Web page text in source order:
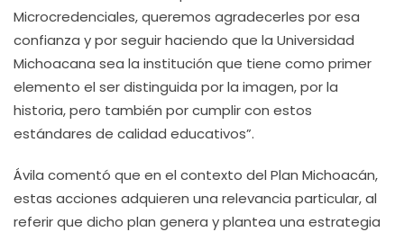
Microcredenciales, queremos agradecerles por esa
confianza y por seguir haciendo que la Universidad
Michoacana sea la institución que tiene como primer
elemento el ser distinguida por la imagen, por la
historia, pero también por cumplir con estos
estándares de calidad educativos”.
Ávila comentó que en el contexto del Plan Michoacán,
estas acciones adquieren una relevancia particular, al
referir que dicho plan genera y plantea una estrategia